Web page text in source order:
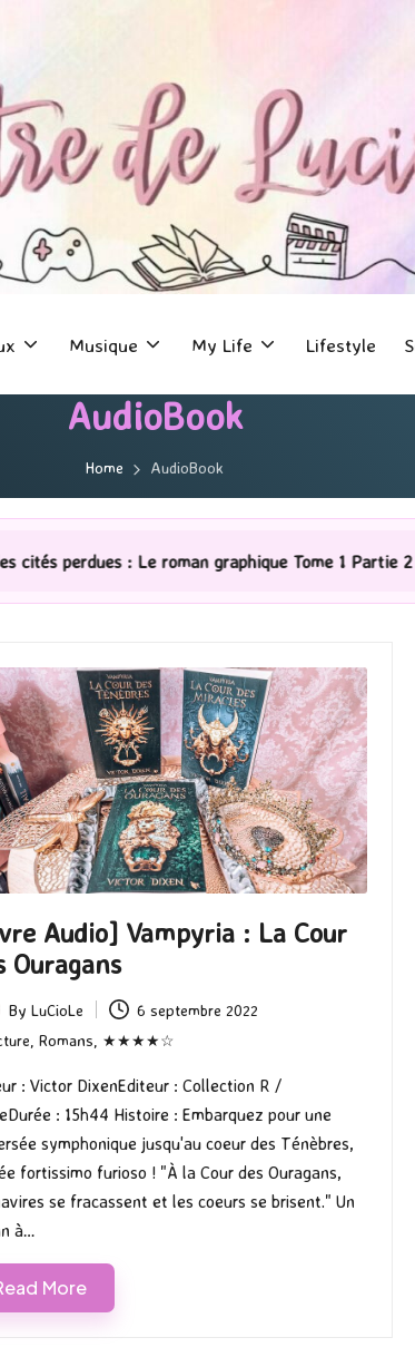
Musique My Life Lifestyle
AudioBook
Home AudioBook
Tome 1 Partie 2 [Série TV] The
Audio] Vampyria : La Cour
Ouragans
By LuCioLe 6 septembre 2022
Romans ★★★★☆
: Victor DixenEditeur : Collection R /
: 15h44 Histoire : Embarquez pour une
symphonique jusqu'au coeur des Ténèbres,
fortissimo furioso ! "À la Cour des Ouragans,
se fracassent et les coeurs se brisent." Un
à…
More